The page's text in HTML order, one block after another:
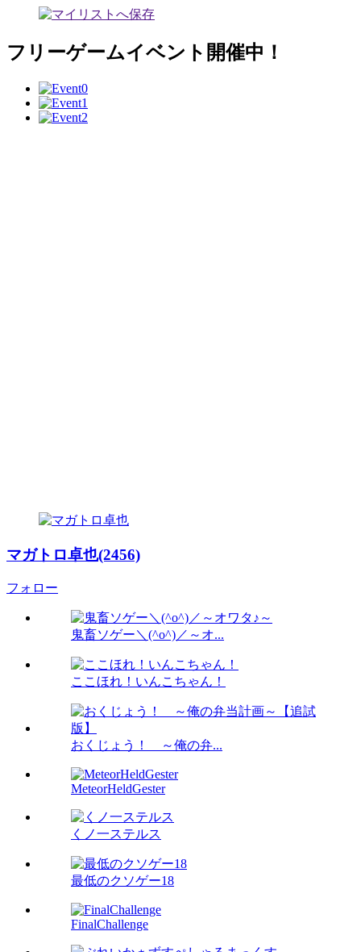
フリーゲームイベント開催中！
マガトロ卓也(2456)
フォロー
鬼畜ソゲー＼(^o^)／～オ...
ここほれ！いんこちゃん！
おくじょう！ ～俺の弁...
MeteorHeldGester
くノ一ステルス
最低のクソゲー18
FinalChallenge